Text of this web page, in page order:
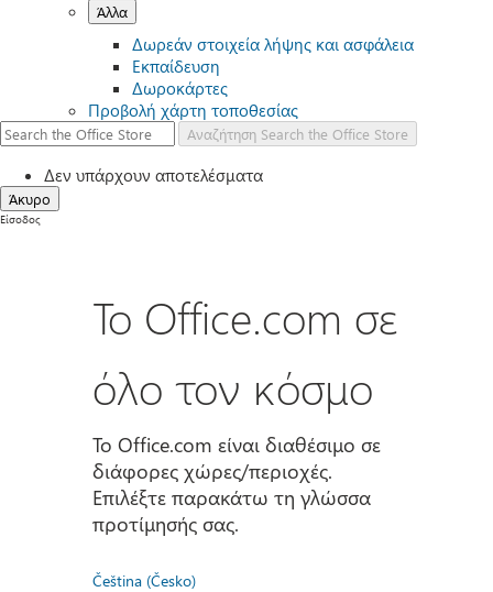
Άλλα
Δωρεάν στοιχεία λήψης και ασφάλεια
Εκπαίδευση
Δωροκάρτες
Προβολή χάρτη τοποθεσίας
Αναζήτηση Search the Office Store
Δεν υπάρχουν αποτελέσματα
Άκυρο
Είσοδος
Το Office.com σε
όλο τον κόσμο
Το Office.com είναι διαθέσιμο σε
διάφορες χώρες/περιοχές.
Επιλέξτε παρακάτω τη γλώσσα
προτίμησής σας.
Čeština (Česko)